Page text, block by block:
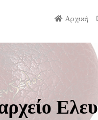
Αρχική